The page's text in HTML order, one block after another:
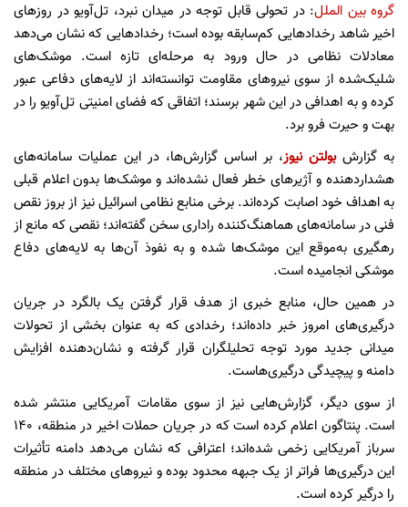
گروه بین الملل: در تحولی قابل توجه در میدان نبرد، تل‌آویو در روزهای
اخیر شاهد رخدادهایی کم‌سابقه بوده است؛ رخدادهایی که نشان می‌دهد
معادلات نظامی در حال ورود به مرحله‌ای تازه است. موشک‌های
شلیک‌شده از سوی نیروهای مقاومت توانسته‌اند از لایه‌های دفاعی عبور
کرده و به اهدافی در این شهر برسند؛ اتفاقی که فضای امنیتی تل‌آویو را در
بهت و حیرت فرو برد.
به گزارشبولتن نیوز، بر اساس گزارش‌ها، در این عملیات سامانه‌های
هشداردهنده و آژیرهای خطر فعال نشده‌اند و موشک‌ها بدون اعلام قبلی
به اهداف خود اصابت کرده‌اند. برخی منابع نظامی اسرائیل نیز از بروز نقص
فنی در سامانه‌های هماهنگ‌کننده راداری سخن گفته‌اند؛ نقصی که مانع از
رهگیری به‌موقع این موشک‌ها شده و به نفوذ آن‌ها به لایه‌های دفاع
موشکی انجامیده است.
در همین حال، منابع خبری از هدف قرار گرفتن یک بالگرد در جریان
درگیری‌های امروز خبر داده‌اند؛ رخدادی که به عنوان بخشی از تحولات
میدانی جدید مورد توجه تحلیلگران قرار گرفته و نشان‌دهنده افزایش
دامنه و پیچیدگی درگیری‌هاست.
از سوی دیگر، گزارش‌هایی نیز از سوی مقامات آمریکایی منتشر شده
است. پنتاگون اعلام کرده است که در جریان حملات اخیر در منطقه، ۱۴۰
سرباز آمریکایی زخمی شده‌اند؛ اعترافی که نشان می‌دهد دامنه تأثیرات
این درگیری‌ها فراتر از یک جبهه محدود بوده و نیروهای مختلف در منطقه
را درگیر کرده است.